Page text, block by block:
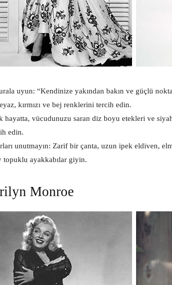
uyun: “Kendinize yakından bakın ve güçlü
kırmızı ve bej renklerini tercih edin.
hayatta, vücudunuzu saran diz boyu etekleri ve
edin.
unutmayın: Zarif bir çanta, uzun ipek eldiven,
topuklu ayakkabılar giyin.
Monroe